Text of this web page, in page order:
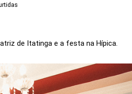
de Itatinga e a festa na Hípica.